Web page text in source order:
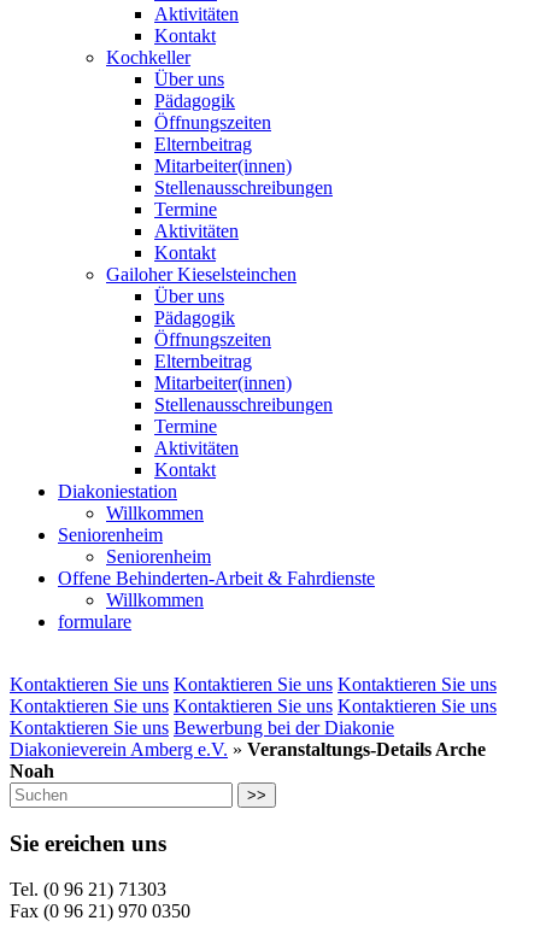
Aktivitäten
Kontakt
Kochkeller
Über uns
Pädagogik
Öffnungszeiten
Elternbeitrag
Mitarbeiter(innen)
Stellenausschreibungen
Termine
Aktivitäten
Kontakt
Gailoher Kieselsteinchen
Über uns
Pädagogik
Öffnungszeiten
Elternbeitrag
Mitarbeiter(innen)
Stellenausschreibungen
Termine
Aktivitäten
Kontakt
Diakoniestation
Willkommen
Seniorenheim
Seniorenheim
Offene Behinderten-Arbeit & Fahrdienste
Willkommen
formulare
Kontaktieren Sie uns Kontaktieren Sie uns Kontaktieren Sie uns
Kontaktieren Sie uns Kontaktieren Sie uns Kontaktieren Sie uns
Kontaktieren Sie uns Bewerbung bei der Diakonie
Diakonieverein Amberg e.V. » Veranstaltungs-Details Arche
Noah
>>
Sie ereichen uns
Tel. (0 96 21) 71303
Fax (0 96 21) 970 0350